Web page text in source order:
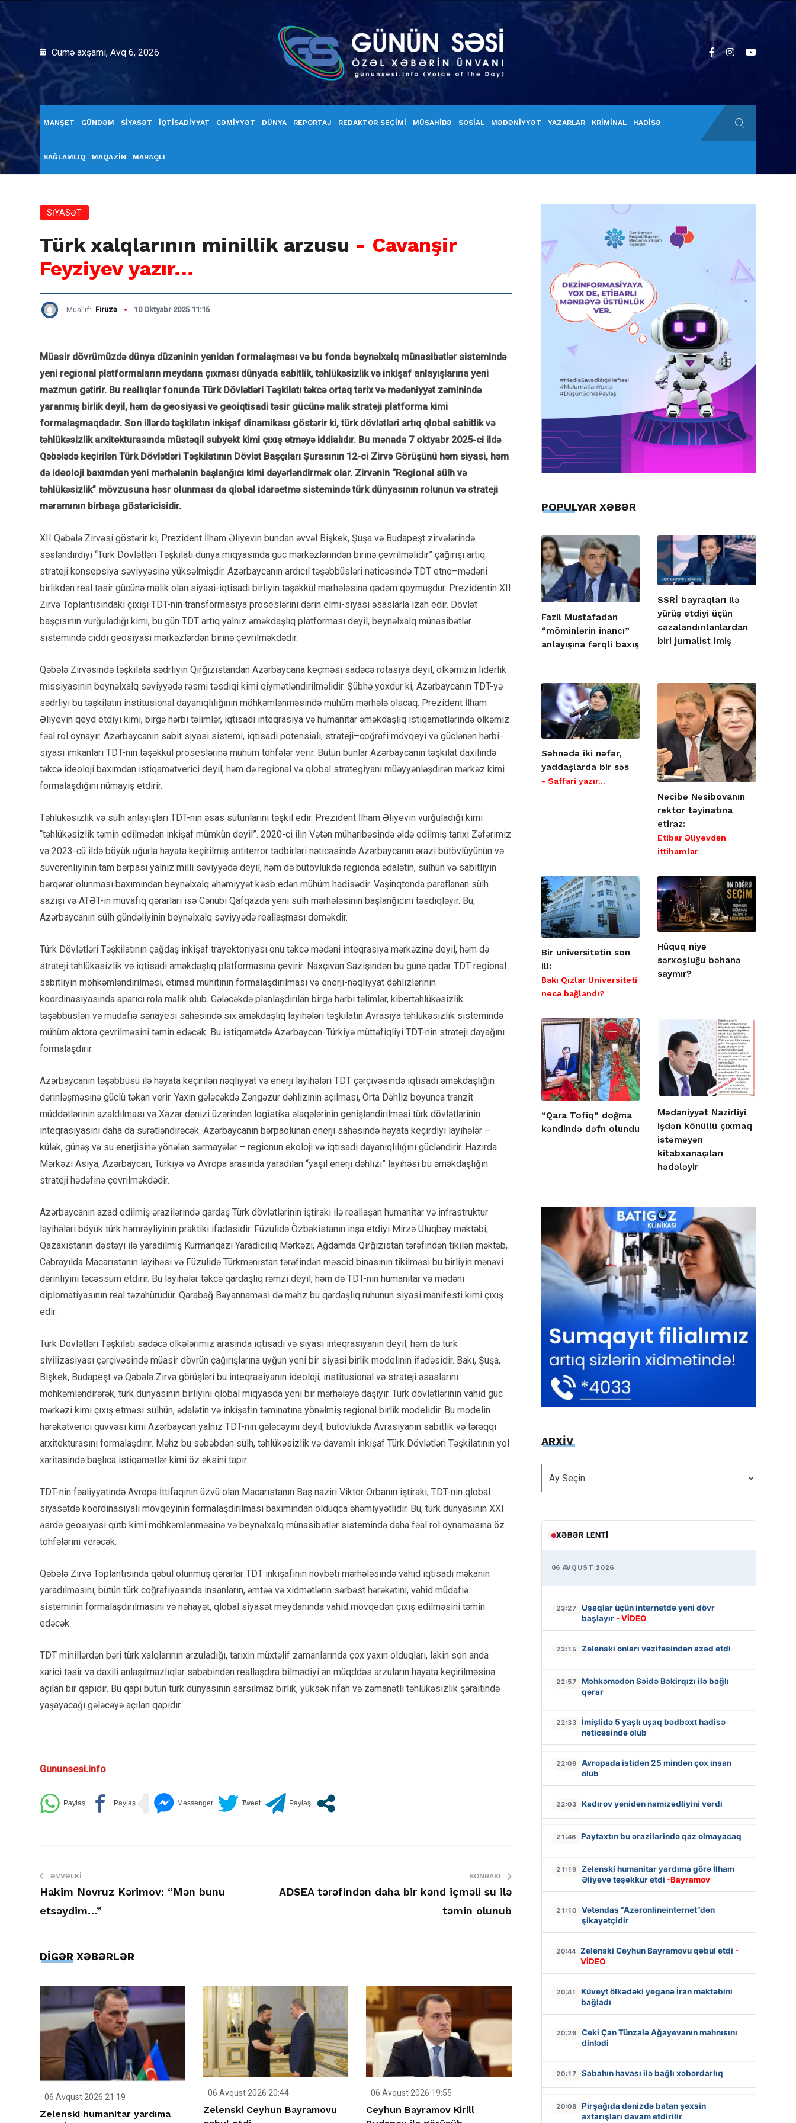
Cümə axşamı, Avq 6, 2026
MANŞET GÜNDƏM SİYASƏT İQTİSADİYYAT CƏMİYYƏT DÜNYA REPORTAJ REDAKTOR SEÇİMİ MÜSAHİBƏ SOSİAL MƏDƏNİYYƏT YAZARLAR KRİMİNAL HADİSƏ
SAĞLAMLIQ MAQAZİN MARAQLI
SİYASƏT
Türk xalqlarının minillik arzusu - Cavanşir
Feyziyev yazır...
Müəllif: Firuzə 10 Oktyabr 2025 11:16
Müasir dövrümüzdə dünya düzəninin yenidən formalaşması və bu fonda beynəlxalq münasibətlər sistemində
yeni regional platformaların meydana çıxması dünyada sabitlik, təhlükəsizlik və inkişaf anlayışlarına yeni
məzmun gətirir. Bu reallıqlar fonunda Türk Dövlətləri Təşkilatı təkcə ortaq tarix və mədəniyyət zəminində
yaranmış birlik deyil, həm də geosiyasi və geoiqtisadi təsir gücünə malik strateji platforma kimi
formalaşmaqdadır. Son illərdə təşkilatın inkişaf dinamikası göstərir ki, türk dövlətləri artıq qlobal sabitlik və
təhlükəsizlik arxitekturasında müstəqil subyekt kimi çıxış etməyə iddialıdır. Bu mənada 7 oktyabr 2025-ci ildə
Qəbələdə keçirilən Türk Dövlətləri Təşkilatının Dövlət Başçıları Şurasının 12-ci Zirvə Görüşünü həm siyasi, həm
də ideoloji baxımdan yeni mərhələnin başlanğıcı kimi dəyərləndirmək olar. Zirvənin “Regional sülh və
təhlükəsizlik” mövzusuna həsr olunması da qlobal idarəetmə sistemində türk dünyasının rolunun və strateji
məramının birbaşa göstəricisidir.
XII Qəbələ Zirvəsi göstərir ki, Prezident İlham Əliyevin bundan əvvəl Bişkek, Şuşa və Budapeşt zirvələrində
səsləndirdiyi “Türk Dövlətləri Təşkilatı dünya miqyasında güc mərkəzlərindən birinə çevrilməlidir” çağırışı artıq
strateji konsepsiya səviyyəsinə yüksəlmişdir. Azərbaycanın ardıcıl təşəbbüsləri nəticəsində TDT etno–mədəni
birlikdən real təsir gücünə malik olan siyasi-iqtisadi birliyin təşəkkül mərhələsinə qədəm qoymuşdur. Prezidentin XII
Zirvə Toplantısındakı çıxışı TDT-nin transformasiya proseslərini dərin elmi-siyasi əsaslarla izah edir. Dövlət
başçısının vurğuladığı kimi, bu gün TDT artıq yalnız əməkdaşlıq platforması deyil, beynəlxalq münasibətlər
sistemində ciddi geosiyasi mərkəzlərdən birinə çevrilməkdədir.
Qəbələ Zirvəsində təşkilata sədrliyin Qırğızıstandan Azərbaycana keçməsi sadəcə rotasiya deyil, ölkəmizin liderlik
missiyasının beynəlxalq səviyyədə rəsmi təsdiqi kimi qiymətləndirilməlidir. Şübhə yoxdur ki, Azərbaycanın TDT-yə
sədrliyi bu təşkilatın institusional dayanıqlılığının möhkəmlənməsində mühüm mərhələ olacaq. Prezident İlham
Əliyevin qeyd etdiyi kimi, birgə hərbi təlimlər, iqtisadi inteqrasiya və humanitar əməkdaşlıq istiqamətlərində ölkəmiz
fəal rol oynayır. Azərbaycanın sabit siyasi sistemi, iqtisadi potensialı, strateji–coğrafi mövqeyi və güclənən hərbi-
siyasi imkanları TDT-nin təşəkkül proseslərinə mühüm töhfələr verir. Bütün bunlar Azərbaycanın təşkilat daxilində
təkcə ideoloji baxımdan istiqamətverici deyil, həm də regional və qlobal strategiyanı müəyyənləşdirən mərkəz kimi
formalaşdığını nümayiş etdirir.
Təhlükəsizlik və sülh anlayışları TDT-nin əsas sütunlarını təşkil edir. Prezident İlham Əliyevin vurğuladığı kimi
“təhlükəsizlik təmin edilmədən inkişaf mümkün deyil”. 2020-ci ilin Vətən müharibəsində əldə edilmiş tarixi Zəfərimiz
və 2023-cü ildə böyük uğurla həyata keçirilmiş antiterror tədbirləri nəticəsində Azərbaycanın ərazi bütövlüyünün və
suverenliyinin tam bərpası yalnız milli səviyyədə deyil, həm də bütövlükdə regionda ədalətin, sülhün və sabitliyin
bərqərar olunması baxımından beynəlxalq əhəmiyyət kəsb edən mühüm hadisədir. Vaşinqtonda paraflanan sülh
sazişi və ATƏT-in müvafiq qərarları isə Cənubi Qafqazda yeni sülh mərhələsinin başlanğıcını təsdiqləyir. Bu,
Azərbaycanın sülh gündəliyinin beynəlxalq səviyyədə reallaşması deməkdir.
Türk Dövlətləri Təşkilatının çağdaş inkişaf trayektoriyası onu təkcə mədəni inteqrasiya mərkəzinə deyil, həm də
strateji təhlükəsizlik və iqtisadi əməkdaşlıq platformasına çevirir. Naxçıvan Sazişindən bu günə qədər TDT regional
sabitliyin möhkəmləndirilməsi, etimad mühitinin formalaşdırılması və enerji-nəqliyyat dəhlizlərinin
koordinasiyasında aparıcı rola malik olub. Gələcəkdə planlaşdırılan birgə hərbi təlimlər, kibertəhlükəsizlik
təşəbbüsləri və müdafiə sənayesi sahəsində sıx əməkdaşlıq layihələri təşkilatın Avrasiya təhlükəsizlik sistemində
mühüm aktora çevrilməsini təmin edəcək. Bu istiqamətdə Azərbaycan-Türkiyə müttəfiqliyi TDT-nin strateji dayağını
formalaşdırır.
Azərbaycanın təşəbbüsü ilə həyata keçirilən nəqliyyat və enerji layihələri TDT çərçivəsində iqtisadi əməkdaşlığın
dərinləşməsinə güclü təkan verir. Yaxın gələcəkdə Zəngəzur dəhlizinin açılması, Orta Dəhliz boyunca tranzit
müddətlərinin azaldılması və Xəzər dənizi üzərindən logistika əlaqələrinin genişləndirilməsi türk dövlətlərinin
inteqrasiyasını daha da sürətləndirəcək. Azərbaycanın bərpaolunan enerji sahəsində həyata keçirdiyi layihələr –
külək, günəş və su enerjisinə yönələn sərmayələr – regionun ekoloji və iqtisadi dayanıqlılığını gücləndirir. Hazırda
Mərkəzi Asiya, Azərbaycan, Türkiyə və Avropa arasında yaradılan “yaşıl enerji dəhlizi” layihəsi bu əməkdaşlığın
strateji hədəfinə çevrilməkdədir.
Azərbaycanın azad edilmiş ərazilərində qardaş Türk dövlətlərinin iştirakı ilə reallaşan humanitar və infrastruktur
layihələri böyük türk həmrəyliyinin praktiki ifadəsidir. Füzulidə Özbəkistanın inşa etdiyi Mirzə Uluqbəy məktəbi,
Qazaxıstanın dəstəyi ilə yaradılmış Kurmanqazı Yaradıcılıq Mərkəzi, Ağdamda Qırğızıstan tərəfindən tikilən məktəb,
Cəbrayılda Macarıstanın layihəsi və Füzulidə Türkmənistan tərəfindən məscid binasının tikilməsi bu birliyin mənəvi
dərinliyini təcəssüm etdirir. Bu layihələr təkcə qardaşlıq rəmzi deyil, həm də TDT-nin humanitar və mədəni
diplomatiyasının real təzahürüdür. Qarabağ Bəyannaməsi də məhz bu qardaşlıq ruhunun siyasi manifesti kimi çıxış
edir.
Türk Dövlətləri Təşkilatı sadəcə ölkələrimiz arasında iqtisadi və siyasi inteqrasiyanın deyil, həm də türk
sivilizasiyası çərçivəsində müasir dövrün çağırışlarına uyğun yeni bir siyasi birlik modelinin ifadəsidir. Bakı, Şuşa,
Bişkek, Budapeşt və Qəbələ Zirvə görüşləri bu inteqrasiyanın ideoloji, institusional və strateji əsaslarını
möhkəmləndirərək, türk dünyasının birliyini qlobal miqyasda yeni bir mərhələyə daşıyır. Türk dövlətlərinin vahid güc
mərkəzi kimi çıxış etməsi sülhün, ədalətin və inkişafın təminatına yönəlmiş regional birlik modelidir. Bu modelin
hərəkətverici qüvvəsi kimi Azərbaycan yalnız TDT-nin gələcəyini deyil, bütövlükdə Avrasiyanın sabitlik və tərəqqi
arxitekturasını formalaşdırır. Məhz bu səbəbdən sülh, təhlükəsizlik və davamlı inkişaf Türk Dövlətləri Təşkilatının yol
xəritəsində başlıca istiqamətlər kimi öz əksini tapır.
TDT-nin fəaliyyətində Avropa İttifaqının üzvü olan Macarıstanın Baş naziri Viktor Orbanın iştirakı, TDT-nin qlobal
siyasətdə koordinasiyalı mövqeyinin formalaşdırılması baxımından olduqca əhəmiyyətlidir. Bu, türk dünyasının XXI
əsrdə geosiyasi qütb kimi möhkəmlənməsinə və beynəlxalq münasibətlər sistemində daha fəal rol oynamasına öz
töhfələrini verəcək.
Qəbələ Zirvə Toplantısında qəbul olunmuş qərarlar TDT inkişafının növbəti mərhələsində vahid iqtisadi məkanın
yaradılmasını, bütün türk coğrafiyasında insanların, əmtəə və xidmətlərin sərbəst hərəkətini, vahid müdafiə
sisteminin formalaşdırılmasını və nəhayət, qlobal siyasət meydanında vahid mövqedən çıxış edilməsini təmin
edəcək.
TDT minillərdən bəri türk xalqlarının arzuladığı, tarixin müxtəlif zamanlarında çox yaxın olduqları, lakin son anda
xarici təsir və daxili anlaşılmazlıqlar səbəbindən reallaşdıra bilmədiyi ən müqddəs arzuların həyata keçirilməsinə
açılan bir qapıdır. Bu qapı bütün türk dünyasının sarsılmaz birlik, yüksək rifah və zəmanətli təhlükəsizlik şəraitində
yaşayacağı gələcəyə açılan qapıdır.
Gununsesi.info
ƏVVƏLKI
Hakim Novruz Kərimov: “Mən bunu
etsəydim…”
SONRAKI
ADSEA tərəfindən daha bir kənd içməli su ilə
təmin olunub
DİGƏR XƏBƏRLƏR
06 Avqust 2026 21:19
Zelenski humanitar yardıma
06 Avqust 2026 20:44
Zelenski Ceyhun Bayramovu
06 Avqust 2026 19:55
Ceyhun Bayramov Kirill
POPULYAR XƏBƏR
Fazil Mustafadan
“möminlərin inancı”
anlayışına fərqli baxış
SSRİ bayraqları ilə
yürüş etdiyi üçün
cəzalandırılanlardan
biri jurnalist imiş
Səhnədə iki nəfər,
yaddaşlarda bir səs
- Saffari yazır…
Nəcibə Nəsibovanın
rektor təyinatına
etiraz:
Etibar Əliyevdən
ittihamlar
Bir universitetin son
ili:
Bakı Qızlar Universiteti
necə bağlandı?
Hüquq niyə
sərxoşluğu bəhanə
saymır?
“Qara Tofiq” doğma
kəndində dəfn olundu
Mədəniyyət Nazirliyi
işdən könüllü çıxmaq
istəməyən
kitabxanaçıları
hədələyir
ARXİV
ARXİV
XƏBƏR LENTI
06 AVQUST 2026
23:27
Uşaqlar üçün internetdə yeni dövr
başlayır - VİDEO
23:15 Zelenski onları vəzifəsindən azad etdi
22:57
Məhkəmədən Səidə Bəkirqızı ilə bağlı
qərar
22:33
İmişlidə 5 yaşlı uşaq bədbəxt hadisə
nəticəsində ölüb
22:09
Avropada istidən 25 mindən çox insan
ölüb
22:03 Kadırov yenidən namizədliyini verdi
21:46 Paytaxtın bu ərazilərində qaz olmayacaq
21:19
Zelenski humanitar yardıma görə İlham
Əliyevə təşəkkür etdi -Bayramov
21:10
Vətəndaş “Azəronlineinternet”dən
şikayətçidir
20:44 Zelenski Ceyhun Bayramovu qəbul etdi -
VİDEO
20:41
Küveyt ölkədəki yeganə İran məktəbini
bağladı
20:26
Ceki Çan Tünzalə Ağayevanın mahnısını
dinlədi
20:17 Sabahın havası ilə bağlı xəbərdarlıq
20:08
Pirşağıda dənizdə batan şəxsin
axtarışları davam etdirilir